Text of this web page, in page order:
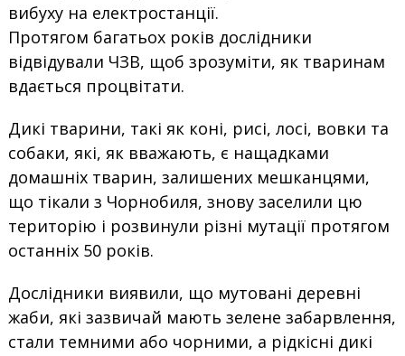
вибуху на електростанції.
Протягом багатьох років дослідники
відвідували ЧЗВ, щоб зрозуміти, як тваринам
вдається процвітати.
Дикі тварини, такі як коні, рисі, лосі, вовки та
собаки, які, як вважають, є нащадками
домашніх тварин, залишених мешканцями,
що тікали з Чорнобиля, знову заселили цю
територію і розвинули різні мутації протягом
останніх 50 років.
Дослідники виявили, що мутовані деревні
жаби, які зазвичай мають зелене забарвлення,
стали темними або чорними, а рідкісні дикі